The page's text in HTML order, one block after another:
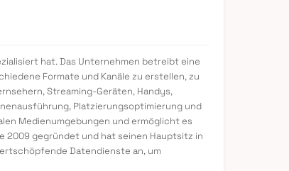
hat. Das Unternehmen betreibt eine
Formate und Kanäle zu erstellen, zu
Streaming-Geräten, Handys,
Platzierungsoptimierung und
Medienumgebungen und ermöglicht es
2009 gegründet und hat seinen Hauptsitz in
Datendienste an, um